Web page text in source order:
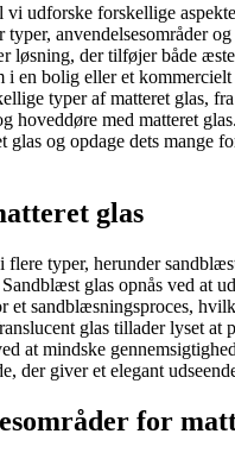
udforske forskellige
typer, anvendelsesområder
løsning, der tilføjer både
i en bolig eller et
typer af matteret glas,
hoveddøre med matteret
glas og opdage dets mange
glas
flere typer, herunder
glas opnås ved at
et sandblæsningsproces,
glas tillader lyset at
at mindske
der giver et elegant
for